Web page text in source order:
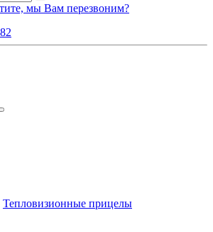
мы Вам перезвоним?
Тепловизионные прицелы